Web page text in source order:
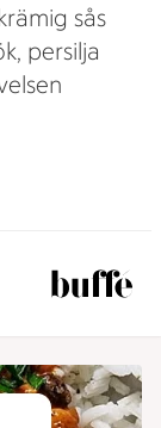
sås
persilja